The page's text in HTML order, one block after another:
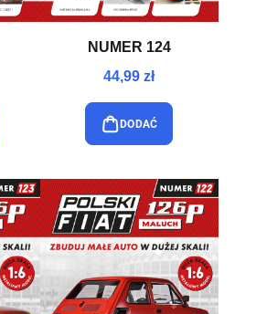
NUMER 124
44,99 zł
DODAĆ